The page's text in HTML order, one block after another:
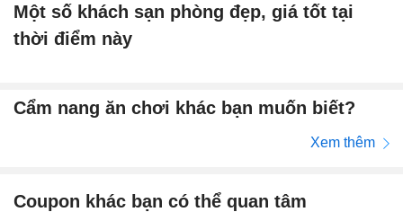
Một số khách sạn phòng đẹp, giá tốt tại
thời điểm này
Cẩm nang ăn chơi khác bạn muốn biết?
Xem thêm
Coupon khác bạn có thể quan tâm